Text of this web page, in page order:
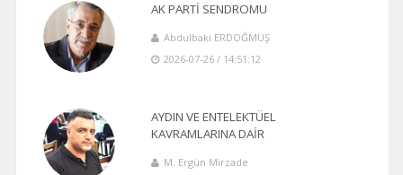
AK PARTİ SENDROMU
Abdulbaki ERDOĞMUŞ
2026-07-26 / 14:51:12
AYDIN VE ENTELEKTÜEL
KAVRAMLARINA DAİR
M. Ergün Mirzade